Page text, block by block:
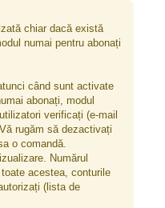
chiar dacă există
numai pentru abonați
când sunt activate
abonați, modul
verificați (e-mail
rugăm să dezactivați
o comandă.
Numărul
acestea, conturile
(lista de